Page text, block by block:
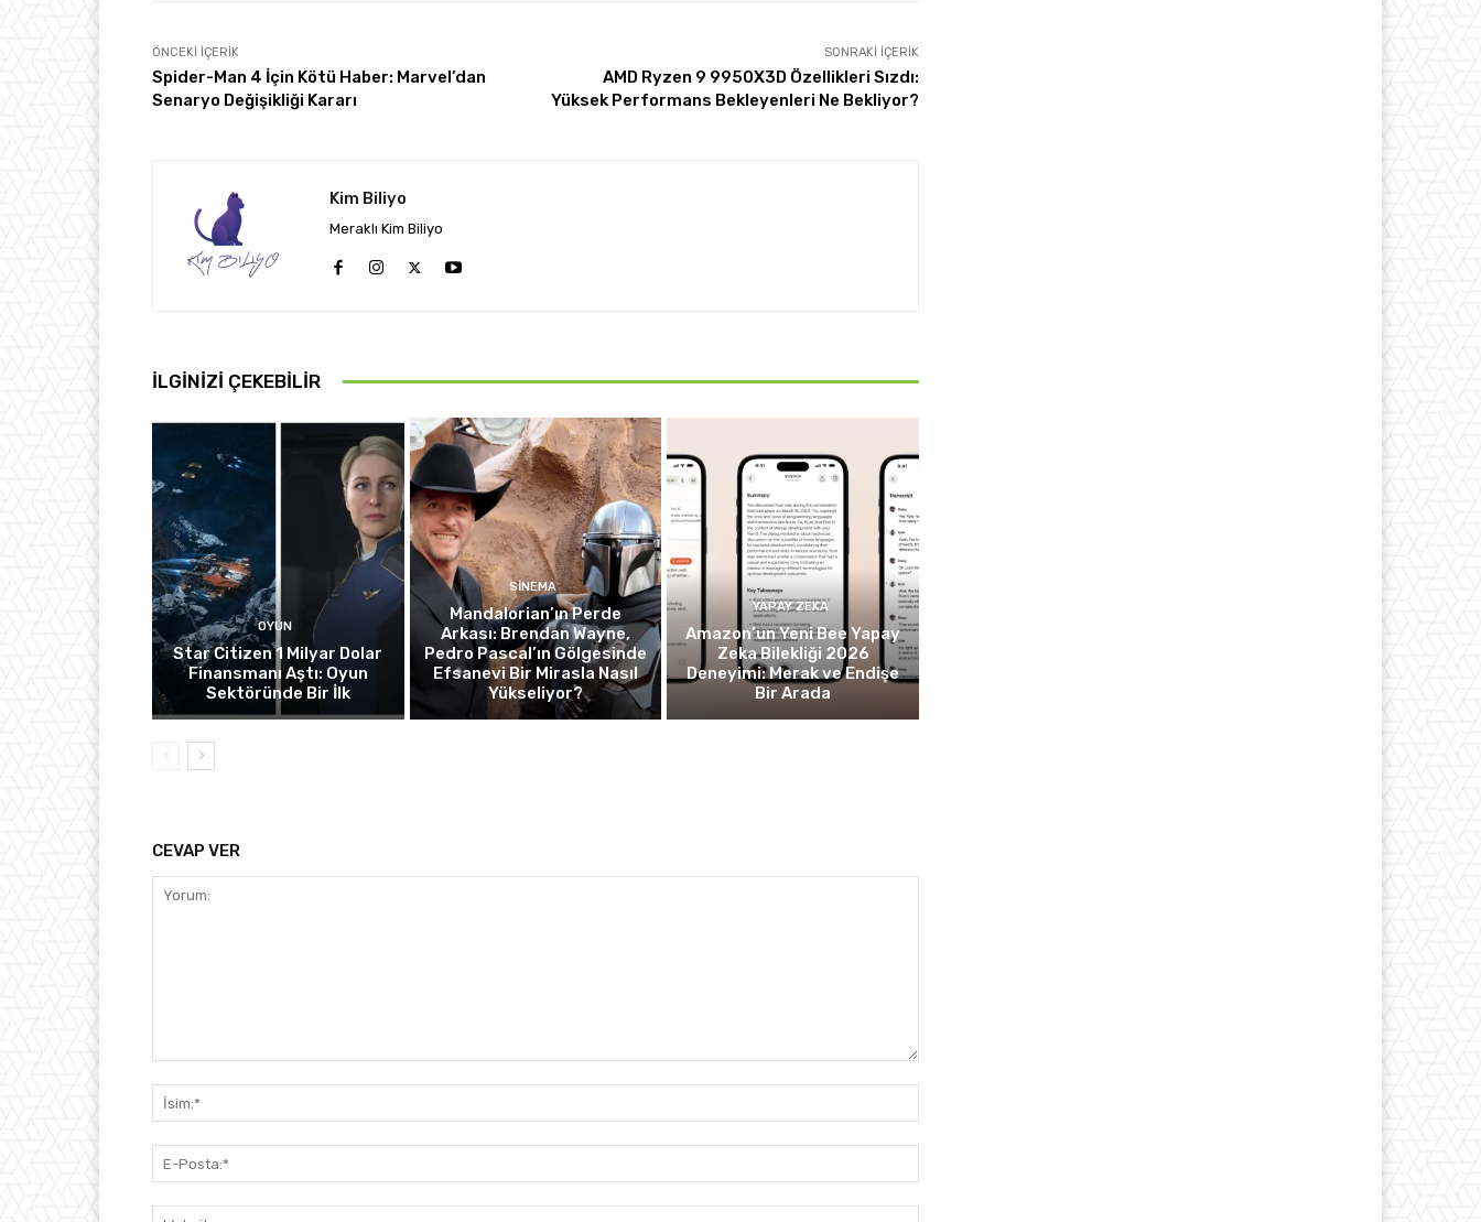
ÖNCEKI İÇERIK
Spider-Man 4 İçin Kötü Haber: Marvel’dan
Senaryo Değişikliği Kararı
SONRAKI İÇERIK
AMD Ryzen 9 9950X3D Özellikleri Sızdı:
Yüksek Performans Bekleyenleri Ne Bekliyor?
Kim Biliyo
Meraklı Kim Biliyo
İLGINIZI ÇEKEBILIR
OYUN
Star Citizen 1 Milyar Dolar
Finansmanı Aştı: Oyun
Sektöründe Bir İlk
SINEMA
Mandalorian’ın Perde
Arkası: Brendan Wayne,
Pedro Pascal’ın Gölgesinde
Efsanevi Bir Mirasla Nasıl
Yükseliyor?
YAPAY ZEKA
Amazon’un Yeni Bee Yapay
Zeka Bilekliği 2026
Deneyimi: Merak ve Endişe
Bir Arada
CEVAP VER
Posta:*